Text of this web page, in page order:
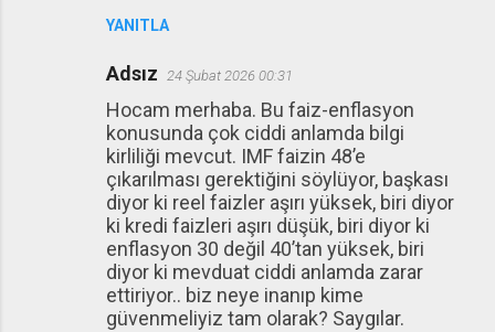
YANITLA
Adsız 24 Şubat 2026 00:31
Hocam merhaba. Bu faiz-enflasyon
konusunda çok ciddi anlamda bilgi
kirliliği mevcut. IMF faizin 48’e
çıkarılması gerektiğini söylüyor, başkası
diyor ki reel faizler aşırı yüksek, biri diyor
ki kredi faizleri aşırı düşük, biri diyor ki
enflasyon 30 değil 40’tan yüksek, biri
diyor ki mevduat ciddi anlamda zarar
ettiriyor.. biz neye inanıp kime
güvenmeliyiz tam olarak? Saygılar.